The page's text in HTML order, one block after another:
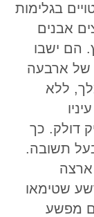
בגלימות
אבנים
הם ישבו
של ארבעה
ללא
דולק. כך
תשובה.
ארצה
שטימאו
מפשע